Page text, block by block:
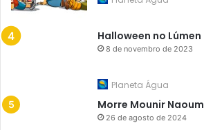
Halloween no Lúmen
8 de novembro de 2023
Planeta Água
Morre Mounir Naoum
26 de agosto de 2024